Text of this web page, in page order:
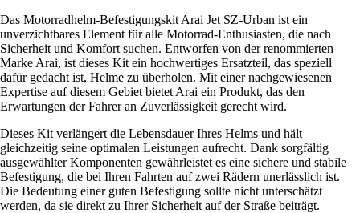
Das Motorradhelm-Befestigungskit Arai Jet SZ-Urban ist ein
unverzichtbares Element für alle Motorrad-Enthusiasten, die nach
Sicherheit und Komfort suchen. Entworfen von der renommierten
Marke Arai, ist dieses Kit ein hochwertiges Ersatzteil, das speziell
dafür gedacht ist, Helme zu überholen. Mit einer nachgewiesenen
Expertise auf diesem Gebiet bietet Arai ein Produkt, das den
Erwartungen der Fahrer an Zuverlässigkeit gerecht wird.
Dieses Kit verlängert die Lebensdauer Ihres Helms und hält
gleichzeitig seine optimalen Leistungen aufrecht. Dank sorgfältig
ausgewählter Komponenten gewährleistet es eine sichere und stabile
Befestigung, die bei Ihren Fahrten auf zwei Rädern unerlässlich ist.
Die Bedeutung einer guten Befestigung sollte nicht unterschätzt
werden, da sie direkt zu Ihrer Sicherheit auf der Straße beiträgt.